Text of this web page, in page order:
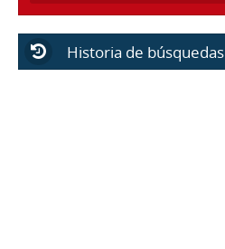
Historia de búsquedas